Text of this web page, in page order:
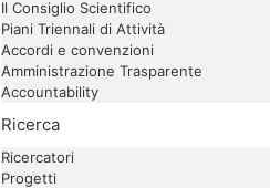
Il Consiglio Scientifico
Piani Triennali di Attività
Accordi e convenzioni
Amministrazione Trasparente
Accountability
Ricerca
Ricercatori
Progetti